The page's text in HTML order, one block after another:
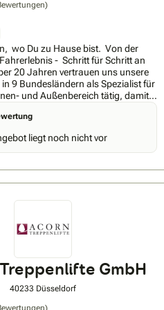
Du zu Hause bist. Von der
- Schritt für Schritt an
9 Bundesländern als Spezialist für
und Außenbereich tätig, damit
bequem auf der Treppe bewegen
günstigen Preisen. FITAL
überregionales
Das bietet Ihnen langfristige
werden, dafür übernehmen
Es gibt viele interessante
zum Lift zu beantragen.
€ 4.000,- Zuschuss von Ihrer
unterstützen Sie gerne bei der
Erreichbarkeit bei Störungen
• Kurze Lieferzeiten, keine
liegt noch nicht vor
GmbH
40233 Düsseldorf